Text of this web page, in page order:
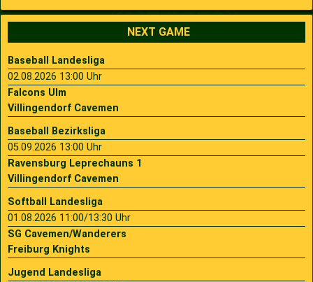
NEXT GAME
Baseball Landesliga
02.08.2026 13:00 Uhr
Falcons Ulm
Villingendorf Cavemen
Baseball Bezirksliga
05.09.2026 13:00 Uhr
Ravensburg Leprechauns 1
Villingendorf Cavemen
Softball Landesliga
01.08.2026 11:00/13:30 Uhr
SG Cavemen/Wanderers
Freiburg Knights
Jugend Landesliga